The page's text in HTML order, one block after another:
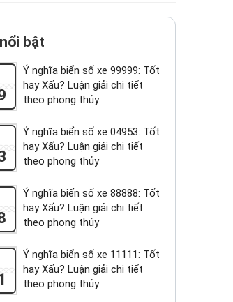
bật
Ý nghĩa biển số xe 99999: Tốt
hay Xấu? Luận giải chi tiết
theo phong thủy
Ý nghĩa biển số xe 04953: Tốt
hay Xấu? Luận giải chi tiết
theo phong thủy
Ý nghĩa biển số xe 88888: Tốt
hay Xấu? Luận giải chi tiết
theo phong thủy
Ý nghĩa biển số xe 11111: Tốt
hay Xấu? Luận giải chi tiết
theo phong thủy